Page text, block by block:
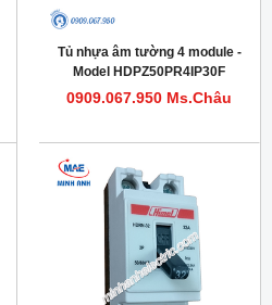
Tủ nhựa âm tường 4 module -
Model HDPZ50PR4IP30F
0909.067.950 Ms.Châu